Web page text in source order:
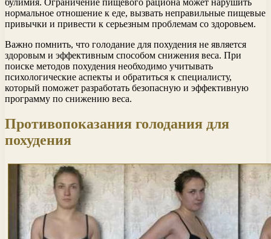
нормальное отношение к еде, вызвать неправильные пищевые
привычки и привести к серьезным проблемам со здоровьем.
Важно помнить, что голодание для похудения не является
здоровым и эффективным способом снижения веса. При
поиске методов похудения необходимо учитывать
психологические аспекты и обратиться к специалисту,
который поможет разработать безопасную и эффективную
программу по снижению веса.
Противопоказания голодания для
похудения